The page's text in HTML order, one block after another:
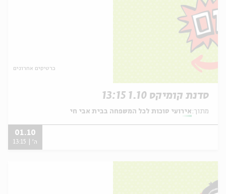
כרטיסים אחרונים
סדנת קומיקס 1.10 13:15
מתוך: אירועי סוכות לכל המשפחה בבית אבי חי
01.10
ה' | 13:15